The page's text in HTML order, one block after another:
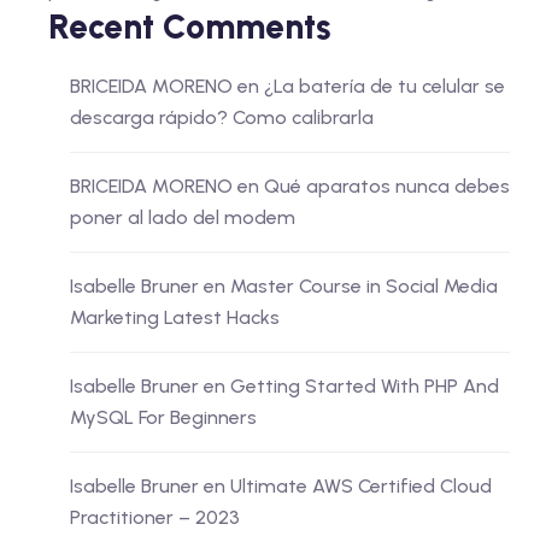
Recent Comments
BRICEIDA MORENO en ¿La batería de tu celular se
descarga rápido? Como calibrarla
BRICEIDA MORENO en Qué aparatos nunca debes
poner al lado del modem
Isabelle Bruner en Master Course in Social Media
Marketing Latest Hacks
Isabelle Bruner en Getting Started With PHP And
MySQL For Beginners
Isabelle Bruner en Ultimate AWS Certified Cloud
Practitioner – 2023